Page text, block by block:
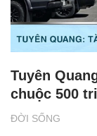
ĐỜI SỐNG
Tuyên
chuộc 500